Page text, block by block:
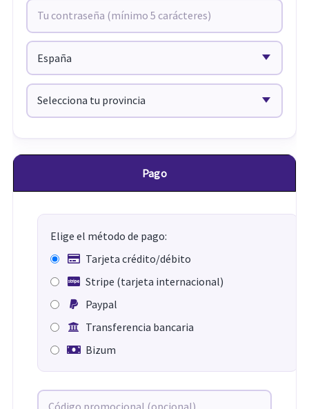
Pago
Elige el método de pago:
Tarjeta crédito/débito
Stripe (tarjeta internacional)
Paypal
Transferencia bancaria
Bizum